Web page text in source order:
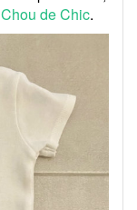
Chou de Chic.